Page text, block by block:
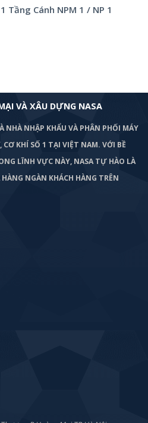
Tầng Cánh NPM 1 / NP 1
VÀ XÂU DỰNG NASA
NHÀ NHẬP KHẨU VÀ PHÂN PHỐI MÁY
KHÍ SỐ 1 TẠI VIỆT NAM. VỚI BỀ
LĨNH VỰC NÀY, NASA TỰ HÀO LÀ
NGÀN KHÁCH HÀNG TRÊN